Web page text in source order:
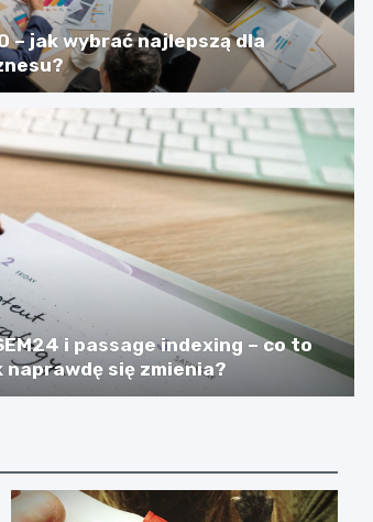
– jak wybrać najlepszą dla
i passage indexing – co to
się zmienia?